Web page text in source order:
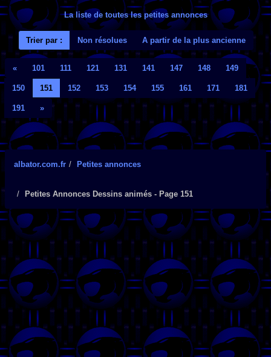
La liste de toutes les petites annonces
Trier par : Non résolues A partir de la plus ancienne
« 101 111 121 131 141 147 148 149
150 151 152 153 154 155 161 171 181
191 »
albator.com.fr Petites annonces
Petites Annonces Dessins animés - Page 151